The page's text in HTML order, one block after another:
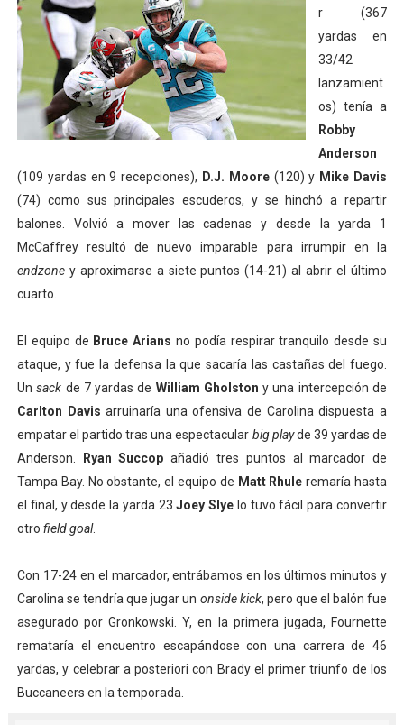
r (367
yardas en
33/42
lanzamient
os) tenía a
Robby
Anderson
(109 yardas en 9 recepciones), D.J. Moore(120) y Mike Davis
(74) como sus principales escuderos, y se hinchó a repartir
balones. Volvió a mover las cadenas y desde la yarda 1
McCaffrey resultó de nuevo imparable para irrumpir en la
endzoney aproximarse a siete puntos (14-21) al abrir el último
cuarto.
El equipo de Bruce Arians no podía respirar tranquilo desde su
ataque, y fue la defensa la que sacaría las castañas del fuego.
Unsack de 7 yardas de William Gholston y una intercepción de
Carlton Davis arruinaría una ofensiva de Carolina dispuesta a
empatar el partido tras una espectacular big playde 39 yardas de
Anderson.
Ryan Succop añadió tres puntos al marcador de
Tampa Bay. No obstante, el equipo de Matt Rhule remaría hasta
el final, y desde la yarda 23Joey Slye lo tuvo fácil para convertir
otro field goal.
Con 17-24 en el marcador, entrábamos en los últimos minutos y
Carolina se tendría que jugar un onside kick, pero que el balón fue
asegurado por Gronkowski. Y, en la primera jugada, Fournette
remataría el encuentro escapándose con una carrera de 46
yardas, y celebrar a posteriori con Brady el primer triunfo de los
Buccaneers en la temporada.